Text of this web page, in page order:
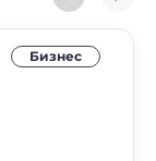
Бизнес